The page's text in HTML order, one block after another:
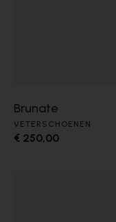
Brunate
VETERSCHOENEN
€ 250,00